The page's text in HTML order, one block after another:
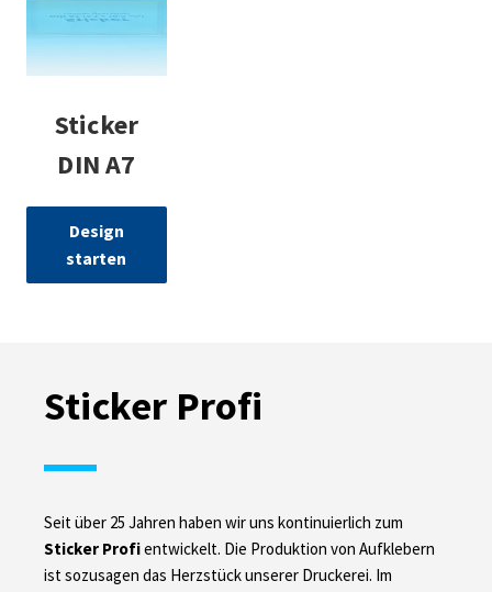
Sticker
DIN A7
Design
starten
Sticker Profi
Seit über 25 Jahren haben wir uns kontinuierlich zum
Sticker Profientwickelt. Die Produktion von Aufklebern
ist sozusagen das Herzstück unserer Druckerei. Im